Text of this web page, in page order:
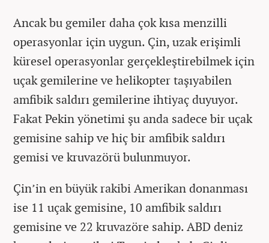
Ancak bu gemiler daha çok kısa menzilli
operasyonlar için uygun. Çin, uzak erişimli
küresel operasyonlar gerçekleştirebilmek için
uçak gemilerine ve helikopter taşıyabilen
amfibik saldırı gemilerine ihtiyaç duyuyor.
Fakat Pekin yönetimi şu anda sadece bir uçak
gemisine sahip ve hiç bir amfibik saldırı
gemisi ve kruvazörü bulunmuyor.
Çin’in en büyük rakibi Amerikan donanması
ise 11 uçak gemisine, 10 amfibik saldırı
gemisine ve 22 kruvazöre sahip. ABD deniz